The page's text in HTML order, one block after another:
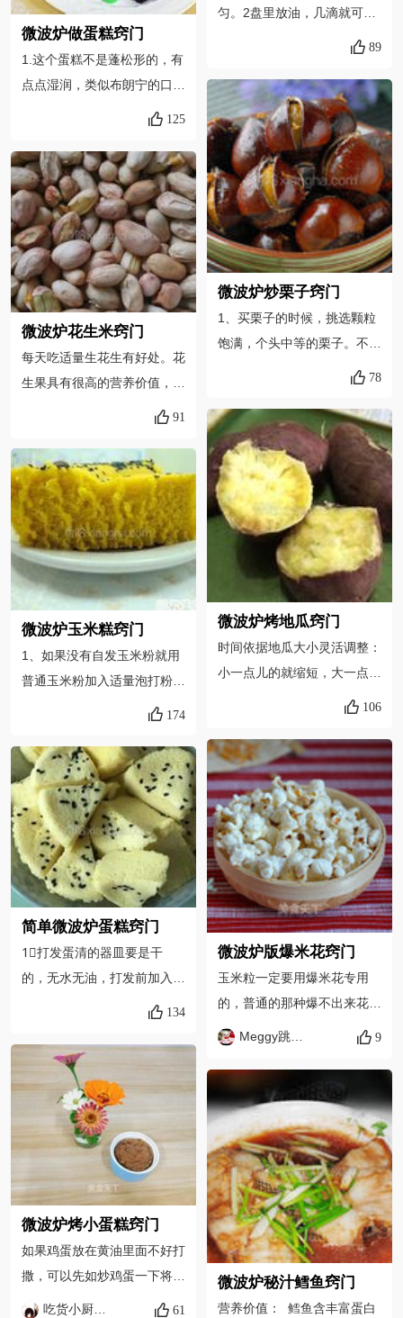
微波炉做蛋糕窍门
1.这个蛋糕不是蓬松形的，有
点点湿润，类似布朗宁的口
感，如果想要蓬松口感可以加
的功率多试二次，最终成品应
该是表面刚刚结皮中间还有点
没熟透的感觉，时间宁短勿
长。出来放一小会，让中间自
己继续成熟一下。放凉到温温
的时候最好吃。 2. 装面糊时
不能太满，加热的时候会涨很
高。 3. 最好用马克杯或直径
小而比较高的碗等容器来制
作，而不要用直径较大的碗，
125
微波炉花生米窍门
每天吃适量生花生有好处。花
生果具有很高的营养价值，内
含丰富的脂肪和蛋白质。据测
糖。硫胺素、核黄素、尼克酸
等多种维生素。矿物质含量也
很丰富，特别是含有人体必须
的氨基酸，有促进脑细胞发
育，增强记忆的功能
91
微波炉玉米糕窍门
1、如果没有自发玉米粉就用
普通玉米粉加入适量泡打粉，
泡打粉用量1000克面粉25克
在桌上震两下，让液体震平，
这样出炉才好看，我没震结果
四周高中间低，忙着去上班等
不到凉了再切片拍照，刚出炉
就切结果切得很丑，对于我这
样的普通百姓来说不影响食用
就行。
174
简单微波炉蛋糕窍门
1⃣️打发蛋清的器皿要是干
的，无水无油，打发前加入少
许的盐。2⃣️打发完的蛋清，
弯了说明还不够打发需要继
续。3️⃣一定要搅拌均匀搅拌
均匀搅拌均匀，重要的事情说
三遍，中途加糖加糖加糖，不
能忘。4️⃣气泡要尽量多排
出，会更好看。
134
微波炉烤小蛋糕窍门
如果鸡蛋放在黄油里面不好打
撒，可以先如炒鸡蛋一下将鸡
蛋打散，一起搅拌均匀。一定
吃货小厨娘Elaine 61
匀。2盘里放油，几滴就可
以，不要太多，不然油脂太
关火时，花生米还是软的，一
定不要过火，不然等凉了就糊
了。打到九成熟就好，凉了正
好脆脆的好吃。4如果第一次
做，可以缩短时间，随时观察
花生米的情况，及时翻动，关
键不要过火就好。
89
微波炉炒栗子窍门
1、买栗子的时候，挑选颗粒
饱满，个头中等的栗子。不要
买太大的，不易烤熟。我买的
波炉功率不同，请根据自家微
波炉功率来调整制作时间。
3、放栗子的微波炉盒子，在
制作过程中，盖子上的透气孔
一定记得打开，否则盒子内的
热气无法散发出来，有可能会
发生小爆炸的哦。（如果家里
没有这种带透气孔的微波盒
子，那么就在可以入微波炉的
普通容器上包保鲜膜，记得在
保鲜膜上扎些小孔，效果一样
心急把嘴巴给烫坏了哦。5、
粟子虽香糯可口，营养丰富，
能健体养生，辅助治疗多种疾
病．但也不宜多食，脾胃虚
弱、消化不良及糖尿病、风湿
病患者均须慎食。
78
微波炉烤地瓜窍门
时间依据地瓜大小灵活调整：
小一点儿的就缩短，大一点儿
的就延长，但记住，如果时间
一种方法，就是把洗好的地瓜
直接撞进保鲜袋，口不要封
严，时间大约8-10分钟左
右。总之地瓜的大小和数量都
可以影响时间的长短，需要灵
活调整哦！
106
微波炉版爆米花窍门
玉米粒一定要用爆米花专用
的，普通的那种爆不出来花；
分批次来爆，每次的量不要
有的玉米粒爆不出花来； 糖
粉最后撒入，能很好的附着在
玉米花表面；保鲜盒的透气孔
千万不要盖严，以防盒内气压
升高，发生爆炸。
Meggy跳舞的苹果 9
微波炉秘汁鳕鱼窍门
营养价值： 鳕鱼含丰富蛋白